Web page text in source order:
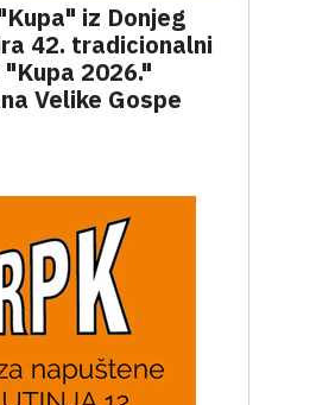
iz Donjeg
42. tradicionalni
2026."
Velike Gospe